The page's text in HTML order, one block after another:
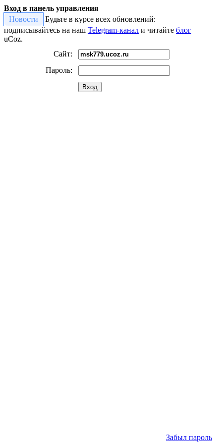
Вход в панель управления
Новости
Будьте в курсе всех обновлений:
подписывайтесь на наш Telegram-канал и читайте блог
uCoz.
Сайт:
Пароль:
Вход
Забыл пароль